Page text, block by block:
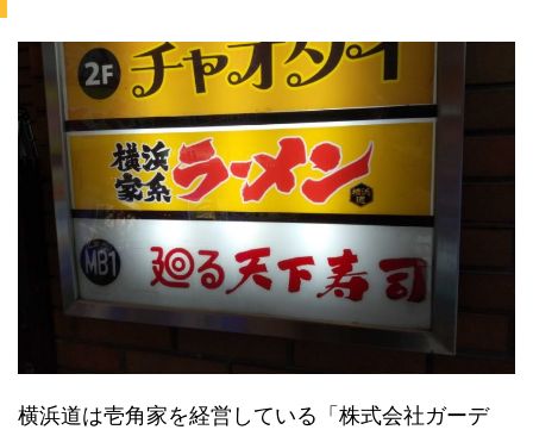
横浜道は壱角家を経営している「株式会社ガーデ